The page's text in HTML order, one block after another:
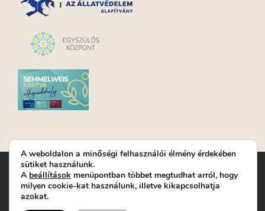
Turay Ida Színház Közhasznú Nonprofit Kft. | Működési
helyszín: Turay Ida Színház 1089 Budapest, Kálvária tér 6. |
Levelezési cím: 1089 Budapest, Kálvária tér 14. | Titkárság:
A weboldalon a minőségi felhasználói élmény érdekében
sütiket használunk.
A beállítások menüpontban többet megtudhat arról, hogy
milyen cookie-kat használunk, illetve kikapcsolhatja
azokat.